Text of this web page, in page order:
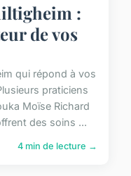
:
de vos
qui répond à vos
praticiens
Moïse Richard
des soins ...
4 min de lecture →